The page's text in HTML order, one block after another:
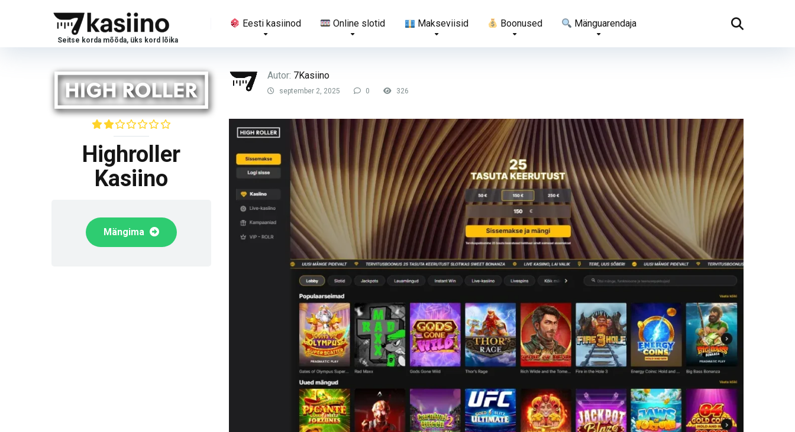
Eesti kasiinod Online slotid Makseviisid Boonused Mänguarendaja
Highroller
Kasiino
Mängima
Autor: 7Kasiino
september 2, 2025 0 326